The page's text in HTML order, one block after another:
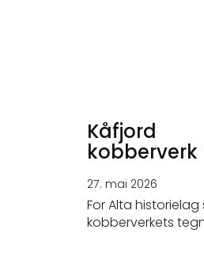
Kåfjord
kobberverk
27. mai 2026
For Alta historielag
kobberverkets